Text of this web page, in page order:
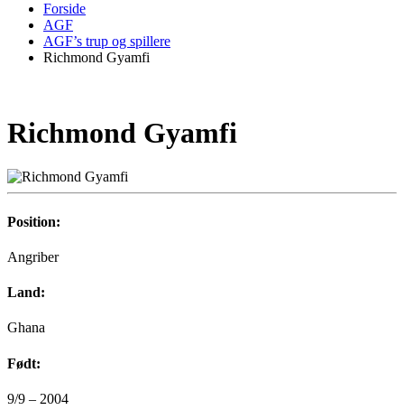
Forside
AGF
AGF’s trup og spillere
Richmond Gyamfi
Richmond Gyamfi
Position:
Angriber
Land:
Ghana
Født:
9/9 – 2004